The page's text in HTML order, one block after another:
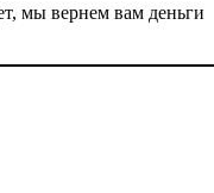
мы вернем вам деньги